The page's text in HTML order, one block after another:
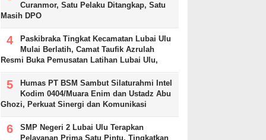
Curanmor, Satu Pelaku Ditangkap, Satu
Masih DPO
Paskibraka Tingkat Kecamatan Lubai Ulu
Mulai Berlatih, Camat Taufik Azrulah
Resmi Buka Pemusatan Latihan Lubai Ulu,
Humas PT BSM Sambut Silaturahmi Intel
Kodim 0404/Muara Enim dan Ustadz Abu
Ghozi, Perkuat Sinergi dan Komunikasi
SMP Negeri 2 Lubai Ulu Terapkan
Pelayanan Prima Satu Pintu, Tingkatkan